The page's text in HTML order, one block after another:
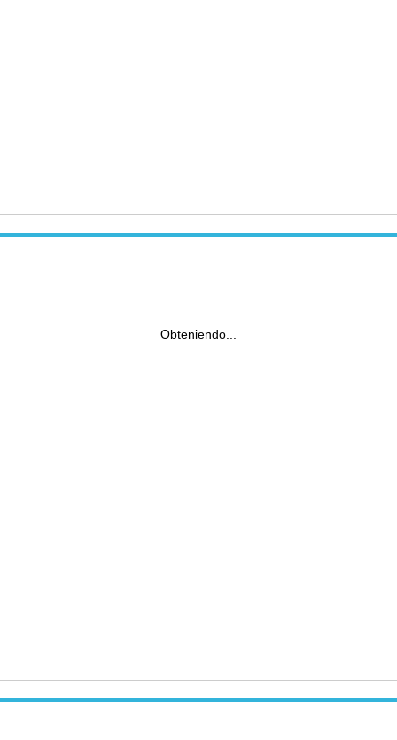
Obteniendo...